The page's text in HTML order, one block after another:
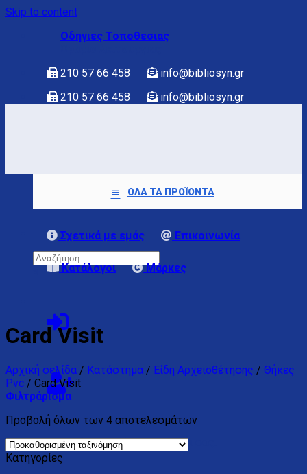
Skip to content
Οδηγιες Τοποθεσιας
210 57 66 458
info@bibliosyn.gr
210 57 66 458
info@bibliosyn.gr
Κανένα προϊόν στο καλάθι σας.
ΟΛΑ ΤΑ ΠΡΟΪΟΝΤΑ
Σχετικά με εμάς Επικοινωνία
Κατάλογοι Μάρκες
Card Visit
Αρχική σελίδα / Κατάστημα / Είδη Αρχειοθέτησης / Θήκες
Pvc / Card Visit
Φιλτράρισμα
Προβολή όλων των 4 αποτελεσμάτων
Κατηγορίες